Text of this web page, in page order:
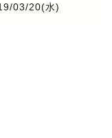
03/20(水)